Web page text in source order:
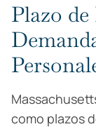
Plazo
como plazos